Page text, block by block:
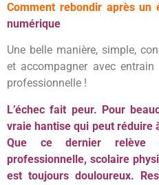
Comment rebondir après un
numérique
Une belle manière, simple,
et accompagner avec
professionnelle !
L’échec fait peur. Pour
vraie hantise qui peut réduire
Que ce dernier relève
professionnelle, scolaire
est toujours douloureux.